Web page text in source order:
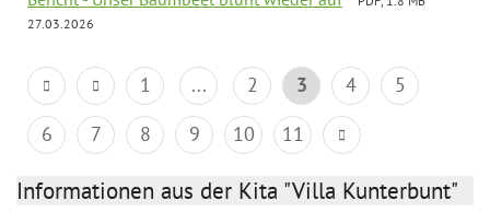
27.03.2026
1 ... 2 3 4
5
6
7 8 9 10 11
Informationen aus der Kita "Villa Kunterbunt"